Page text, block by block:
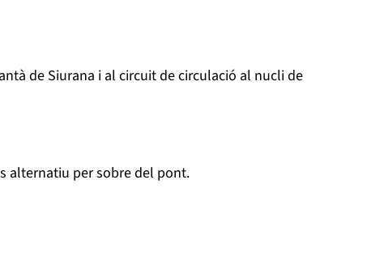
de Siurana i al circuit de circulació al nucli de
alternatiu per sobre del pont.